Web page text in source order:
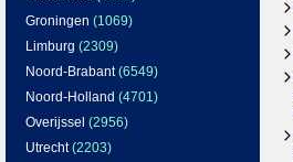
Groningen (1069)
Limburg (2309)
Noord-Brabant(6549)
Noord-Holland (4701)
Overijssel (2956)
Utrecht(2203)